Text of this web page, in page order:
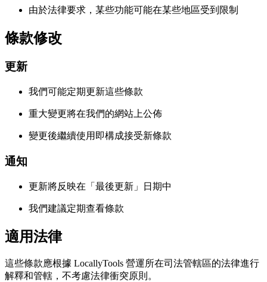
由於法律要求，某些功能可能在某些地區受到限制
條款修改
更新
我們可能定期更新這些條款
重大變更將在我們的網站上公佈
變更後繼續使用即構成接受新條款
通知
更新將反映在「最後更新」日期中
我們建議定期查看條款
適用法律
這些條款應根據 LocallyTools 營運所在司法管轄區的法律進行
解釋和管轄，不考慮法律衝突原則。